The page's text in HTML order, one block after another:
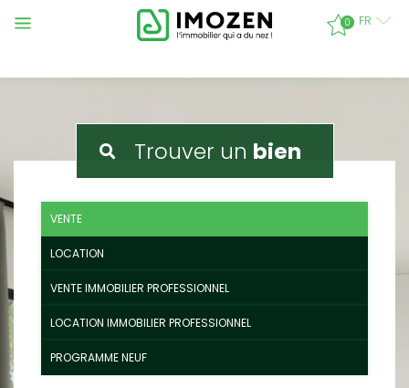
trouver un bien
VENTE
PROGRAMME NEUF
LOCATION
VENTE IMMOBILIER PROFESSIONNEL
LOCATION IMMOBILIER PROFESSIONNEL
0 FR